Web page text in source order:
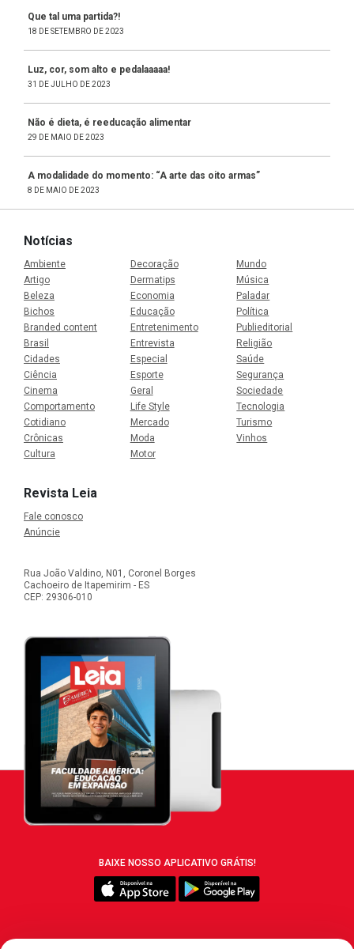
Que tal uma partida?!
18 DE SETEMBRO DE 2023
Luz, cor, som alto e pedalaaaaa!
31 DE JULHO DE 2023
Não é dieta, é reeducação alimentar
29 DE MAIO DE 2023
A modalidade do momento: “A arte das oito armas”
8 DE MAIO DE 2023
Notícias
Ambiente
Artigo
Beleza
Bichos
Branded content
Brasil
Cidades
Ciência
Cinema
Comportamento
Cotidiano
Crônicas
Cultura
Decoração
Dermatips
Economia
Educação
Entretenimento
Entrevista
Especial
Esporte
Geral
Life Style
Mercado
Moda
Motor
Mundo
Música
Paladar
Política
Publieditorial
Religião
Saúde
Segurança
Sociedade
Tecnologia
Turismo
Vinhos
Revista Leia
Fale conosco
Anúncie
Rua João Valdino, N01, Coronel Borges
Cachoeiro de Itapemirim - ES
CEP: 29306-010
BAIXE NOSSO APLICATIVO GRÁTIS!